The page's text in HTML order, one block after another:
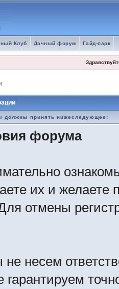
Клуб Дачный форум Гайд-парк
должны принять нижеследующее:
форума
их и желаете
отмены
несем